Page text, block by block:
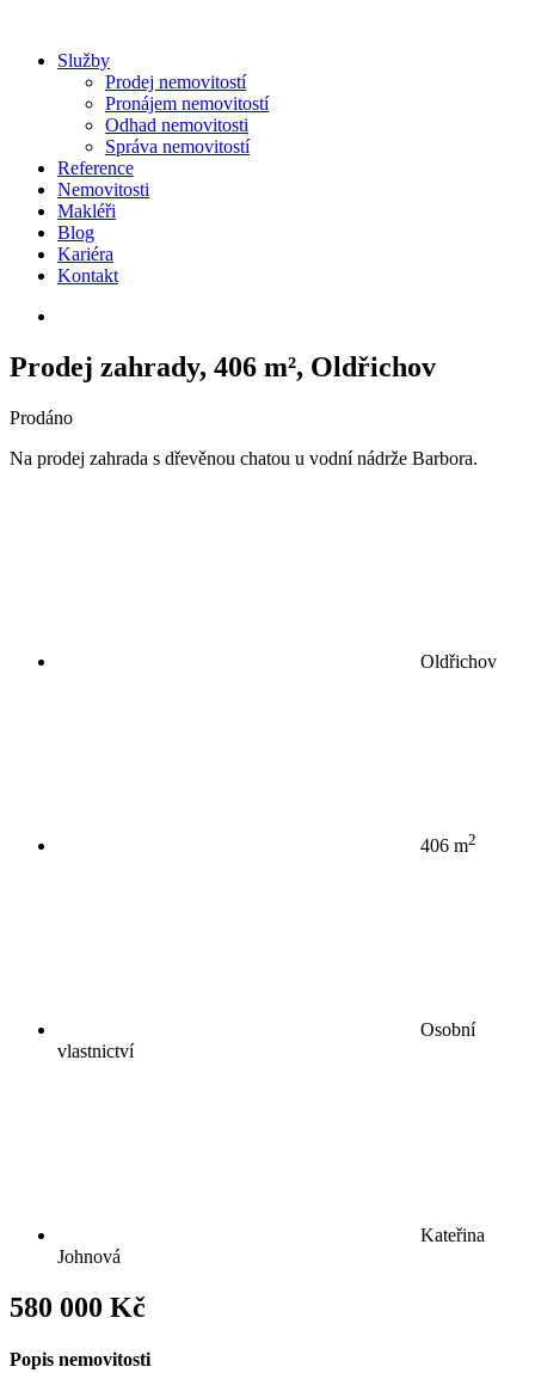
Služby
Prodej nemovitostí
Pronájem nemovitostí
Odhad nemovitosti
Správa nemovitostí
Reference
Nemovitosti
Makléři
Blog
Kariéra
Kontakt
Prodej zahrady, 406 m², Oldřichov
Prodáno
Na prodej zahrada s dřevěnou chatou u vodní nádrže Barbora.
Oldřichov
406 m2
Osobní
vlastnictví
Kateřina
Johnová
580 000 Kč
Popis nemovitosti